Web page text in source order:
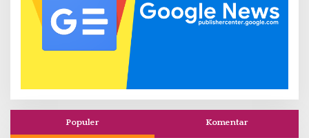
Populer Komentar